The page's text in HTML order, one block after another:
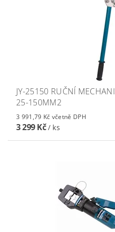
JY-25150 RUČNÍ
25-150MM2
3 991,79 Kč včetně DPH
3 299 Kč/ ks